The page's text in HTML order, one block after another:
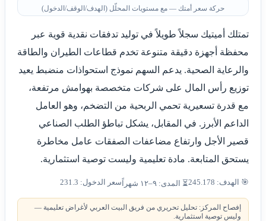
حركة سعر أمتك — مع مستويات المحلّل (الهدف/الوقف/الدخول)
تمتلك أميتيك سجلاً طويلاً في توليد تدفقات نقدية قوية عبر
محفظة أجهزة دقيقة متنوعة تخدم قطاعات الطيران والطاقة
والرعاية الصحية. يدعم السهم نموذج استحواذات منضبط يعيد
توزيع رأس المال على شركات متخصصة بهوامش مرتفعة،
مع قدرة تسعيرية تحمي الربحية من التضخم، وهو العامل
الداعم الأبرز. في المقابل، يشكل تباطؤ الطلب الصناعي
قصير الأجل وارتفاع مضاعفات الصفقات عامل مخاطرة
يستحق المتابعة. مادة تعليمية وليست توصية استثمارية.
🎯 الهدف: 245.178 ⏳ المدى: ٩–١٢ شهراً سعر الدخول: 231.3
إفصاح المركز: تحليل تحريري من فريق البيت العربي لأغراض تعليمية —
وليس توصية استثمارية.